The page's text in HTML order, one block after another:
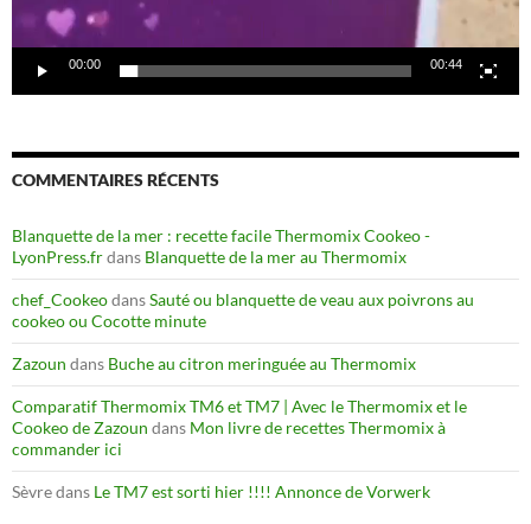
00:00 00:44
COMMENTAIRES RÉCENTS
Blanquette de la mer : recette facile Thermomix Cookeo -
LyonPress.frdans Blanquette de la mer au Thermomix
chef_CookeodansSauté ou blanquette de veau aux poivrons au
cookeo ou Cocotte minute
Zazoun dans Buche au citron meringuée au Thermomix
Comparatif Thermomix TM6 et TM7 | Avec le Thermomix et le
Cookeo de Zazoun dans Mon livre de recettes Thermomix à
commander ici
Sèvredans Le TM7 est sorti hier !!!! Annonce de Vorwerk